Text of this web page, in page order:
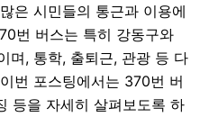
은 시민들의 통근과 이용에
번 버스는 특히 강동구와
며, 통학, 출퇴근, 관광 등 다
번 포스팅에서는 370번 버
등을 자세히 살펴보도록 하